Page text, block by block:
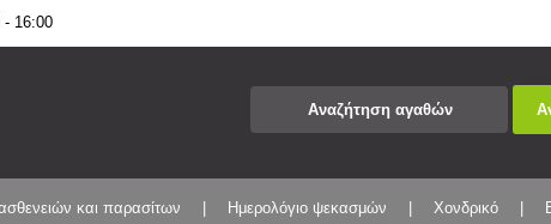
16:00
και παρασίτων Ημερολόγιο ψεκασμών Χονδρικό